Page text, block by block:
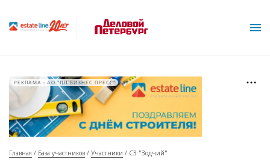
РЕКЛАМА • АО "ДП БИЗНЕС ПРЕСС"
Главная База участников Участники СЗ "Зодчий"